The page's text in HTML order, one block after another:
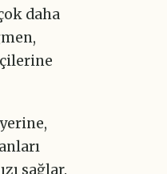
daha
sağlar.